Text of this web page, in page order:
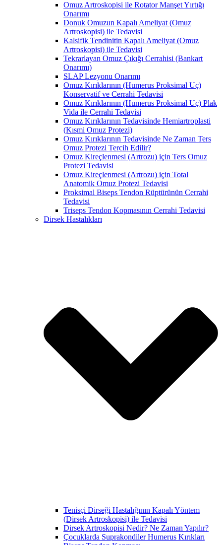
Omuz Artroskopisi ile Rotator Manşet Yırtığı
Onarımı
Donuk Omuzun Kapalı Ameliyat (Omuz
Artroskopisi) ile Tedavisi
Kalsifik Tendinitin Kapalı Ameliyat (Omuz
Artroskopisi) ile Tedavisi
Tekrarlayan Omuz Çıkığı Cerrahisi (Bankart
Onarımı)
SLAP Lezyonu Onarımı
Omuz Kırıklarının (Humerus Proksimal Uç)
Konservatif ve Cerrahi Tedavisi
Omuz Kırıklarının (Humerus Proksimal Uç) Plak
Vida ile Cerrahi Tedavisi
Omuz Kırıklarının Tedavisinde Hemiartroplasti
(Kısmi Omuz Protezi)
Omuz Kırıklarının Tedavisinde Ne Zaman Ters
Omuz Protezi Tercih Edilir?
Omuz Kireçlenmesi (Artrozu) için Ters Omuz
Protezi Tedavisi
Omuz Kireçlenmesi (Artrozu) için Total
Anatomik Omuz Protezi Tedavisi
Proksimal Biseps Tendon Rüptürünün Cerrahi
Tedavisi
Triseps Tendon Kopmasının Cerrahi Tedavisi
Dirsek Hastalıkları
Tenisçi Dirseği Hastalığının Kapalı Yöntem
(Dirsek Artroskopisi) ile Tedavisi
Dirsek Artroskopisi Nedir? Ne Zaman Yapılır?
Çocuklarda Suprakondiler Humerus Kırıkları